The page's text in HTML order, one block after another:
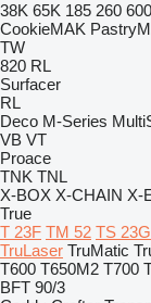
38K 65K 185 260 600
CookieMAK
TW
820 RL
Surfacer
RL
Deco M-Series
VB VT
Proace
TNK TNL
X-BOX X-CHAIN X-
True
T 23F TM 52 TS
TruLaser TruMatic
T600 T650M2 T700
BFT 90/3